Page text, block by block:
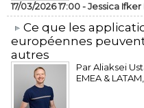
17/03/2026 17:00 -Jessica
​Ce que les
européennes
autres
Par Aliaksei
EMEA &